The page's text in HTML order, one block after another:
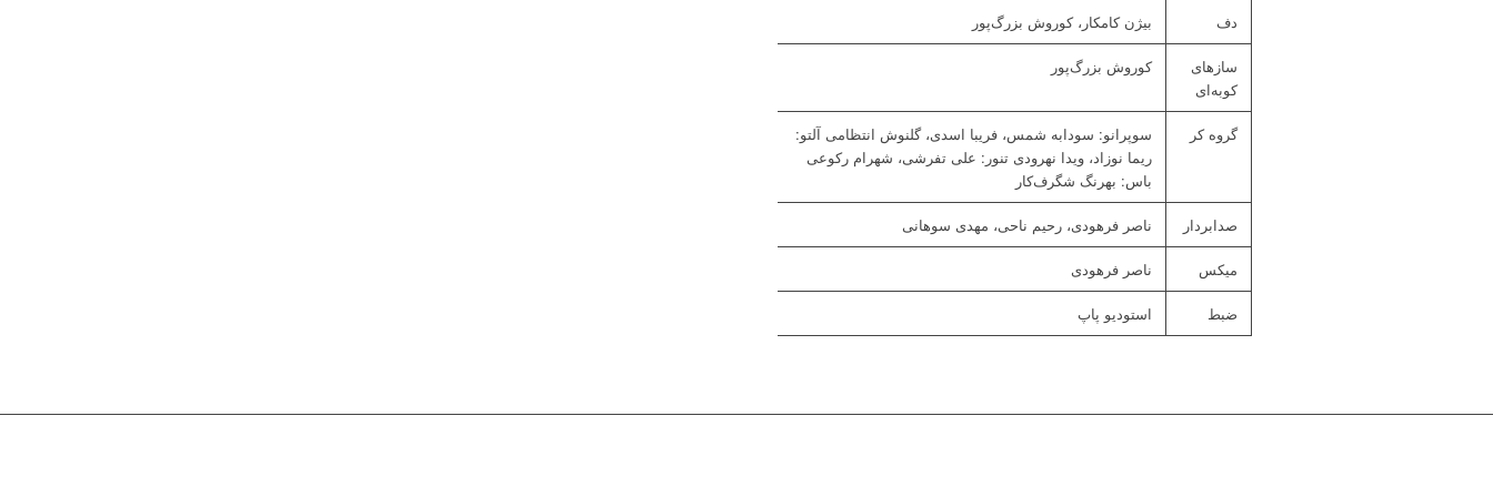
دف بیژن کامکار، کوروش بزرگ‌پور
سازهای
کوبه‌ای
کوروش بزرگ‌پور
گروه کر
سوپرانو: سودابه شمس، فریبا اسدی، گلنوش انتظامی آلتو:
ریما نوزاد، ویدا نهرودی تنور: علی تفرشی، شهرام رکوعی
باس: بهرنگ شگرف‌کار
صدابردار ناصر فرهودی، رحیم ناحی، مهدی سوهانی
میکس ناصر فرهودی
ضبط استودیو پاپ